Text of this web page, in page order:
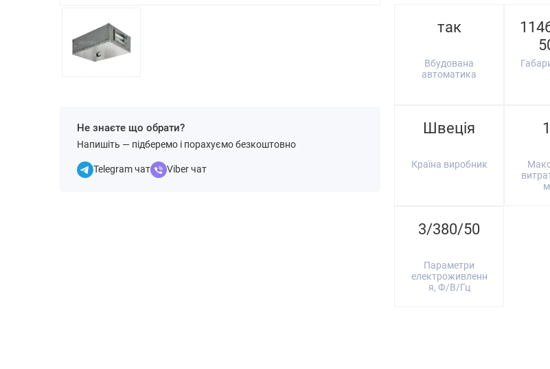
Не знаєте що обрати?
Напишіть — підберемо і порахуємо безкоштовно
Telegram чат Viber чат
так
Вбудована
автоматика
Швеція
Країна виробник
3/380/50
Параметри
електроживленн
я, Ф/В/Гц